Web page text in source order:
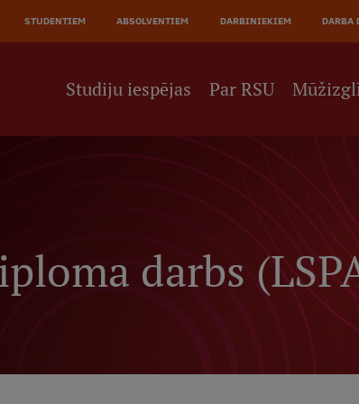
STUDENTIEM ABSOLVENTIEM DARBINIEKIEM DARBA
Studiju iespējas Par RSU
darbs